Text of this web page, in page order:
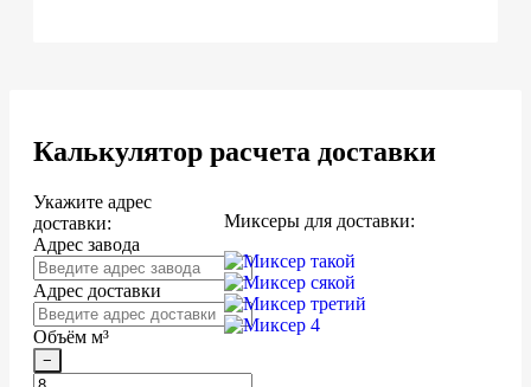
Калькулятор расчета доставки
Укажите адрес
доставки:
Адрес завода
Адрес доставки
Объём м³
−
Миксеры для доставки: